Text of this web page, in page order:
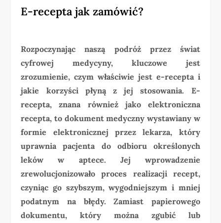
E-recepta jak zamówić?
Rozpoczynając naszą podróż przez świat
cyfrowej medycyny, kluczowe jest
zrozumienie, czym właściwie jest e-recepta i
jakie korzyści płyną z jej stosowania. E-
recepta, znana również jako elektroniczna
recepta, to dokument medyczny wystawiany w
formie elektronicznej przez lekarza, który
uprawnia pacjenta do odbioru określonych
leków w aptece. Jej wprowadzenie
zrewolucjonizowało proces realizacji recept,
czyniąc go szybszym, wygodniejszym i mniej
podatnym na błędy. Zamiast papierowego
dokumentu, który można zgubić lub